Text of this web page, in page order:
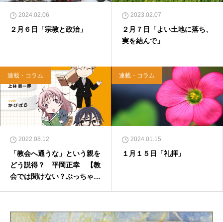
2024.02.06
２月６日「宗教と政治」
2023.02.07
２月７日「よい土地に落ち、
実を結んで」
連載・コラム
2022.08.12
「教会へ通うな」という親を
どう説得？ 平岡正幸 【教
会では聞けない？ぶっちゃけ
連載・コラム
2024.01.15
１月１５日「礼拝」